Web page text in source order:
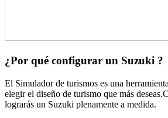
¿Por qué configurar un Suzuki ?
El Simulador de turismos es una
elegir el diseño de turismo que más
lograrás un Suzuki plenamente a medida.